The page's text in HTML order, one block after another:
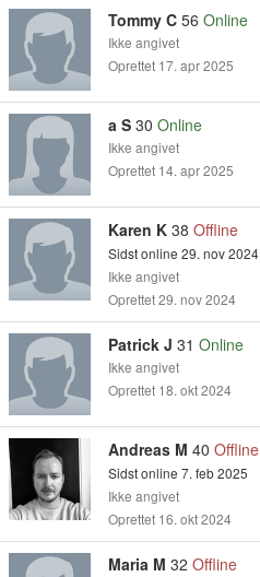
Tommy C 56 Online
Ikke angivet
Oprettet 17. apr 2025
a S 30 Online
Ikke angivet
Oprettet 14. apr 2025
Karen K 38 Offline
Sidst online 29. nov 2024
Ikke angivet
Oprettet 29. nov 2024
Patrick J 31 Online
Ikke angivet
Oprettet 18. okt 2024
Andreas M 40 Offline
Sidst online 7. feb 2025
Ikke angivet
Oprettet 16. okt 2024
Maria M 32 Offline